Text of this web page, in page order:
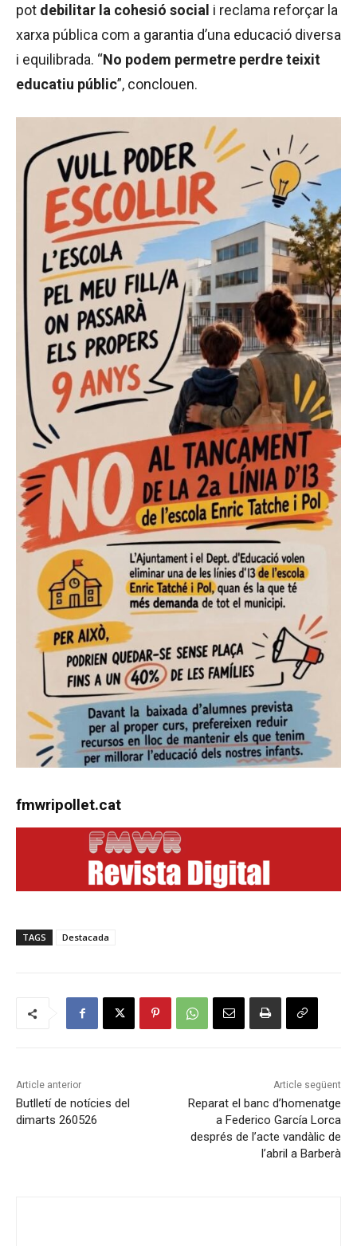
pot debilitar la cohesió social i reclama reforçar la
xarxa pública com a garantia d’una educació diversa
i equilibrada. “No podem permetre perdre teixit
educatiu públic”, conclouen.
fmwripollet.cat
TAGS Destacada
Article anterior
Butlletí de notícies del
dimarts 260526
Article següent
Reparat el banc d’homenatge
a Federico García Lorca
després de l’acte vandàlic de
l’abril a Barberà